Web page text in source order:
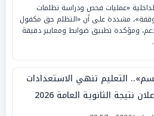
«عمليات فحص ودراسة تظلمات
مشددة على أن «التظلم حق مكفول
ومؤكدة تطبيق ضوابط ومعايير دقيقة
التعليم تنهي الاستعدادات
نتيجة الثانوية العامة 2026